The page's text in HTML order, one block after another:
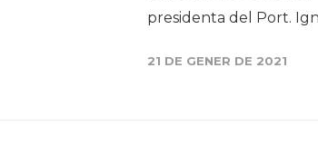
presidenta del Port.
21 DE GENER DE 2021